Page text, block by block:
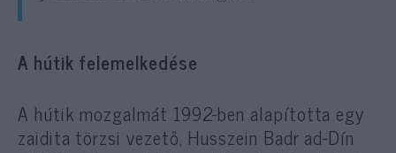
A hútik felemelkedése
A hútik mozgalmát 1992-ben alapította egy
zaidita törzsi vezető, Husszein Badr ad-Dín